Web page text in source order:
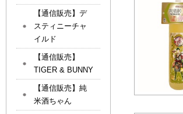
【通信販売】デ
スティニーチャ
イルド
【通信販売】
TIGER & BUNNY
【通信販売】純
米酒ちゃん